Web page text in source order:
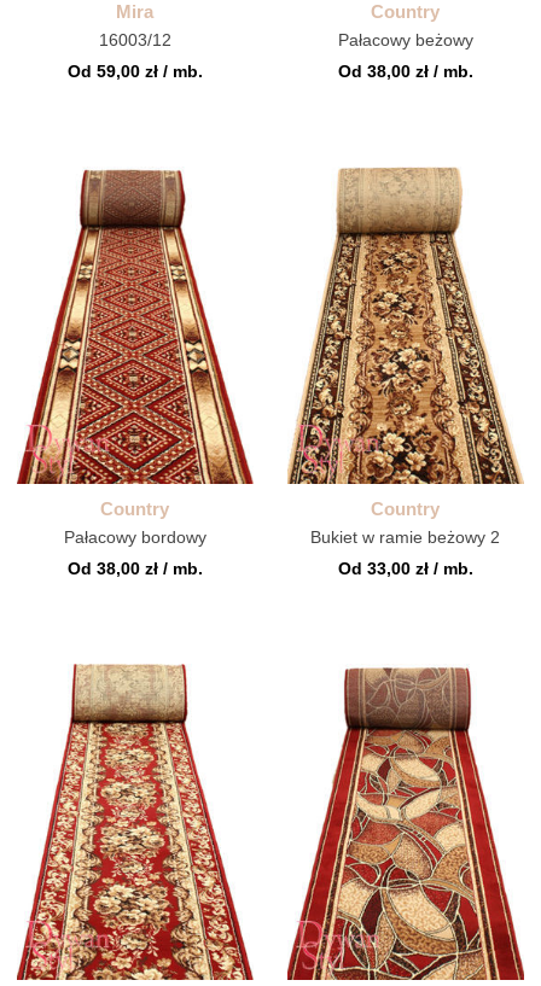
Mira
16003/12
Od 59,00 zł / mb.
Country
Pałacowy beżowy
Od 38,00 zł / mb.
Country
Pałacowy bordowy
Od 38,00 zł / mb.
Country
Bukiet w ramie beżowy 2
Od 33,00 zł / mb.